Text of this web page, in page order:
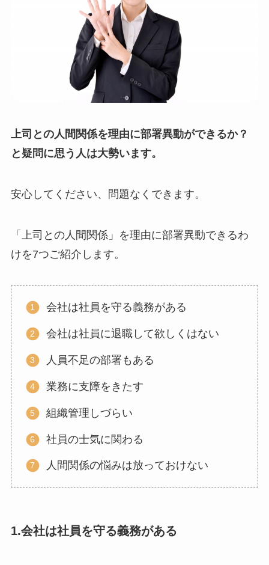
上司との人間関係を理由に部署異動ができるか？
と疑問に思う人は大勢います。
安心してください、問題なくできます。
「上司との人間関係」を理由に部署異動できるわ
けを7つご紹介します。
会社は社員を守る義務がある
会社は社員に退職して欲しくはない
人員不足の部署もある
業務に支障をきたす
組織管理しづらい
社員の士気に関わる
人間関係の悩みは放っておけない
1.会社は社員を守る義務がある